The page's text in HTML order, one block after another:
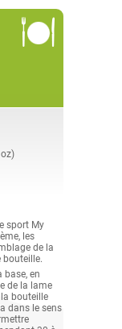
sport My
les
de la
bouteille.
base, en
de la lame
bouteille
dans le sens